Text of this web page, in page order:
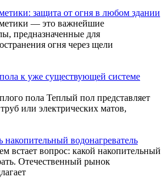
защита от огня в любом здании
— это важнейшие
предназначенные для
огня через щели
к уже существующей системе
пола Теплый пол представляет
или электрических матов,
водонагреватель
встает вопрос: какой накопительный
Отечественный рынок